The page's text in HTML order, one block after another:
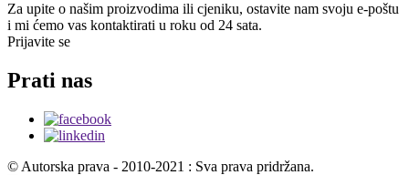
Za upite o našim proizvodima ili cjeniku, ostavite nam svoju e-poštu
i mi ćemo vas kontaktirati u roku od 24 sata.
Prijavite se
Prati nas
© Autorska prava - 2010-2021 : Sva prava pridržana.